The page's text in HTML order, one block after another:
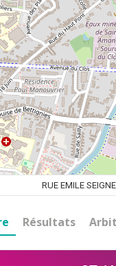
RUE EMILE
Résultats